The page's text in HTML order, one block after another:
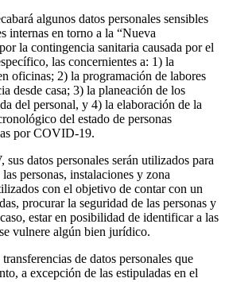
algunos datos personales sensibles
internas en torno a la “Nueva
la contingencia sanitaria causada por el
las concernientes a: 1) la
oficinas; 2) la programación de labores
desde casa; 3) la planeación de los
del personal, y 4) la elaboración de la
del estado de personas
por COVID-19.
datos personales serán utilizados para
personas, instalaciones y zona
con el objetivo de contar con un
procurar la seguridad de las personas y
estar en posibilidad de identificar a las
vulnere algún bien jurídico.
de datos personales que
a excepción de las estipuladas en el